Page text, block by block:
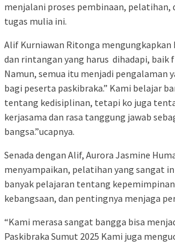
menjalani proses pembinaan, pelatihan,
tugas mulia ini.
Alif Kurniawan Ritonga mengungkapkan
dan rintangan yang harus dihadapi, baik
Namun, semua itu menjadi pengalaman
bagi peserta paskibraka.” Kami belajar
tentang kedisiplinan, tetapi ko juga
kerjasama dan rasa tanggung jawab
bangsa.”ucapnya.
Senada dengan Alif, Aurora Jasmine
menyampaikan, pelatihan yang sangat
banyak pelajaran tentang
kebangsaan, dan pentingnya menjaga
“Kami merasa sangat bangga bisa
Paskibraka Sumut 2025 Kami juga